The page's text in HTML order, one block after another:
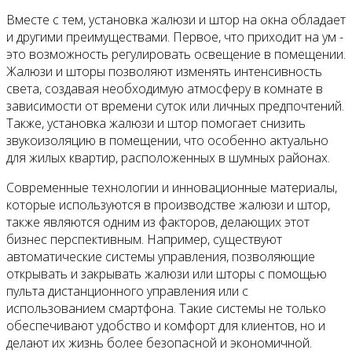
Вместе с тем, установка жалюзи и штор на окна обладает
и другими преимуществами. Первое, что приходит на ум -
это возможность регулировать освещение в помещении.
Жалюзи и шторы позволяют изменять интенсивность
света, создавая необходимую атмосферу в комнате в
зависимости от времени суток или личных предпочтений.
Также, установка жалюзи и штор помогает снизить
звукоизоляцию в помещении, что особенно актуально
для жилых квартир, расположенных в шумных районах.
Современные технологии и инновационные материалы,
которые используются в производстве жалюзи и штор,
также являются одним из факторов, делающих этот
бизнес перспективным. Например, существуют
автоматические системы управления, позволяющие
открывать и закрывать жалюзи или шторы с помощью
пульта дистанционного управления или с
использованием смартфона. Такие системы не только
обеспечивают удобство и комфорт для клиентов, но и
делают их жизнь более безопасной и экономичной.